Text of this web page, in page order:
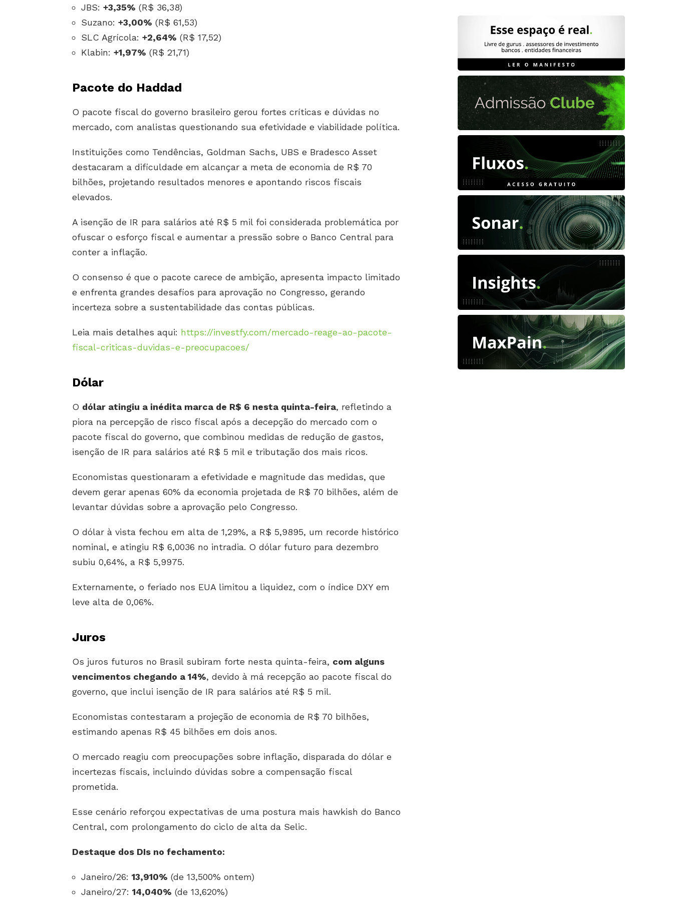
JBS: +3,35% (R$ 36,38)
Suzano: +3,00% (R$ 61,53)
SLC Agrícola: +2,64% (R$ 17,52)
Klabin: +1,97% (R$ 21,71)
Pacote do Haddad
O pacote fiscal do governo brasileiro gerou fortes críticas e dúvidas no
mercado, com analistas questionando sua efetividade e viabilidade política.
Instituições como Tendências, Goldman Sachs, UBS e Bradesco Asset
destacaram a dificuldade em alcançar a meta de economia de R$ 70
bilhões, projetando resultados menores e apontando riscos fiscais
elevados.
A isenção de IR para salários até R$ 5 mil foi considerada problemática por
ofuscar o esforço fiscal e aumentar a pressão sobre o Banco Central para
conter a inflação.
O consenso é que o pacote carece de ambição, apresenta impacto limitado
e enfrenta grandes desafios para aprovação no Congresso, gerando
incerteza sobre a sustentabilidade das contas públicas.
Leia mais detalhes aqui: https://investfy.com/mercado-reage-ao-pacote-
fiscal-criticas-duvidas-e-preocupacoes/
Dólar
O dólar atingiu a inédita marca de R$ 6 nesta quinta-feira, refletindo a
piora na percepção de risco fiscal após a decepção do mercado com o
pacote fiscal do governo, que combinou medidas de redução de gastos,
isenção de IR para salários até R$ 5 mil e tributação dos mais ricos.
Economistas questionaram a efetividade e magnitude das medidas, que
devem gerar apenas 60% da economia projetada de R$ 70 bilhões, além de
levantar dúvidas sobre a aprovação pelo Congresso.
O dólar à vista fechou em alta de 1,29%, a R$ 5,9895, um recorde histórico
nominal, e atingiu R$ 6,0036 no intradia. O dólar futuro para dezembro
subiu 0,64%, a R$ 5,9975.
Externamente, o feriado nos EUA limitou a liquidez, com o índice DXY em
leve alta de 0,06%.
Juros
Os juros futuros no Brasil subiram forte nesta quinta-feira, com alguns
vencimentos chegando a 14%, devido à má recepção ao pacote fiscal do
governo, que inclui isenção de IR para salários até R$ 5 mil.
Economistas contestaram a projeção de economia de R$ 70 bilhões,
estimando apenas R$ 45 bilhões em dois anos.
O mercado reagiu com preocupações sobre inflação, disparada do dólar e
incertezas fiscais, incluindo dúvidas sobre a compensação fiscal
prometida.
Esse cenário reforçou expectativas de uma postura mais hawkish do Banco
Central, com prolongamento do ciclo de alta da Selic.
Destaque dos DIs no fechamento:
Janeiro/26: 13,910% (de 13,500% ontem)
Janeiro/27: 14,040% (de 13,620%)